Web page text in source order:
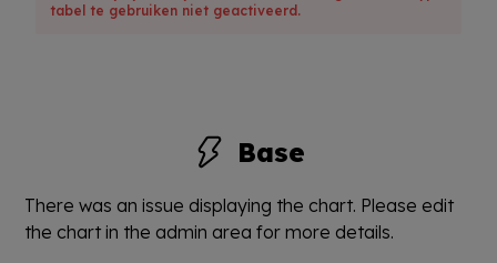
tabel te gebruiken niet geactiveerd.
Base
There was an issue displaying the chart. Please edit
the chart in the admin area for more details.